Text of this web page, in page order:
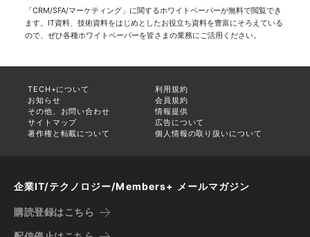
「CRM/SFA/マーケティング」に関するホワイトペーパーが無料で閲覧でき
ます。IT資料、技術資料をはじめとしたお役立ち資料を豊富にそろえている
ので、ぜひ各種ホワイトペーパーを皆さまの業務にご活用ください。
TECH+について
利用規約
お知らせ
会員規約
その他、お問い合わせ
情報提供
サイトマップ
広告について
著作権と転載について
個人情報の取り扱いについて
企業IT/テクノロジー/Members+ メールマガジン
購読登録はこちら